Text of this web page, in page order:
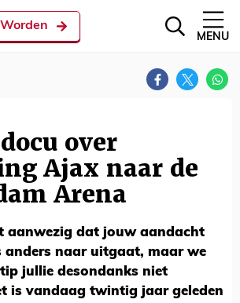
MENU
over
Ajax naar de
Arena
aanwezig dat jouw aandacht
anders naar uitgaat, maar we
jullie desondanks niet
is vandaag twintig jaar geleden